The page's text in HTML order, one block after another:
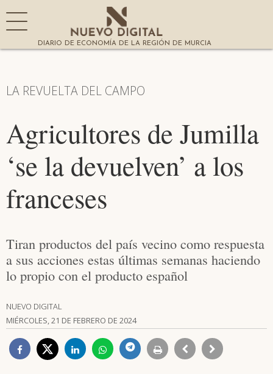
DIARIO DE ECONOMÍA DE LA REGIÓN DE MURCIA
LA REVUELTA DEL CAMPO
Agricultores de Jumilla
‘se la devuelven’ a los
franceses
Tiran productos del país vecino como respuesta
a sus acciones estas últimas semanas haciendo
lo propio con el producto español
NUEVO DIGITAL
MIÉRCOLES, 21 DE FEBRERO DE 2024